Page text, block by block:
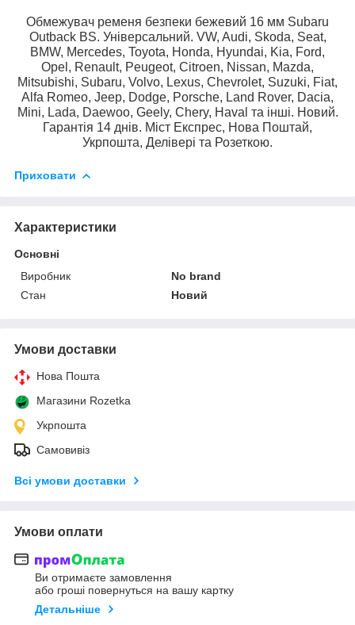
Обмежувач ременя безпеки бежевий 16 мм Subaru
Outback BS. Універсальний. VW, Audi, Skoda, Seat,
BMW, Mercedes, Toyota, Honda, Hyundai, Kia, Ford,
Opel, Renault, Peugeot, Citroen, Nissan, Mazda,
Mitsubishi, Subaru, Volvo, Lexus, Chevrolet, Suzuki, Fiat,
Alfa Romeo, Jeep, Dodge, Porsche, Land Rover, Dacia,
Mini, Lada, Daewoo, Geely, Chery, Haval та інші. Новий.
Гарантія 14 днів. Міст Експрес, Нова Поштай,
Укрпошта, Делівері та Розеткою.
Приховати
Характеристики
Основні
Виробник
No brand
Стан
Новий
Умови доставки
Нова Пошта
Магазини Rozetka
Укрпошта
Самовивіз
Всі умови доставки
Умови оплати
Ви отримаєте замовлення
або гроші повернуться на вашу картку
Детальніше